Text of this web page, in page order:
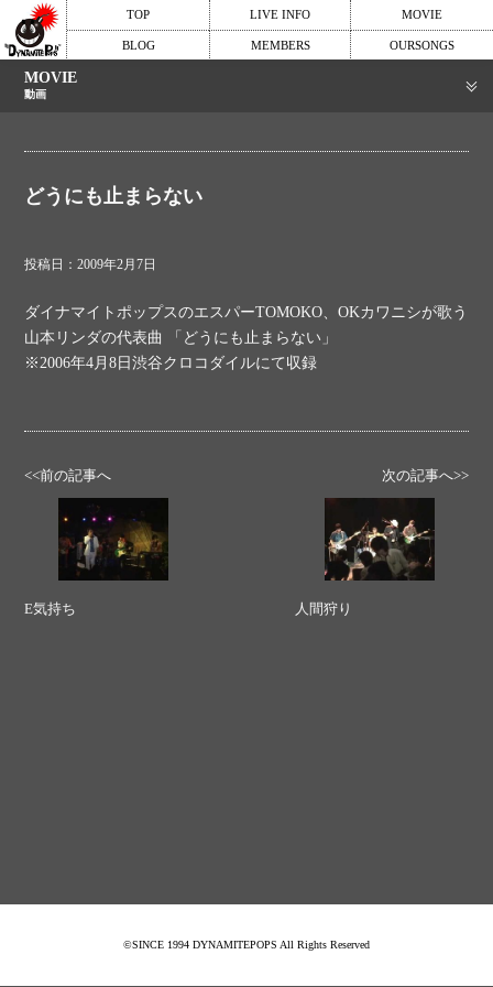
TOP LIVE INFO MOVIE
BLOG MEMBERS OURSONGS
MOVIE
動画
どうにも止まらない
投稿日：2009年2月7日
ダイナマイトポップスのエスパーTOMOKO、OKカワニシが歌う
山本リンダの代表曲 「どうにも止まらない」
※2006年4月8日渋谷クロコダイルにて収録
<<前の記事へ
E気持ち
次の記事へ>>
人間狩り
©SINCE 1994 DYNAMITEPOPS All Rights Reserved